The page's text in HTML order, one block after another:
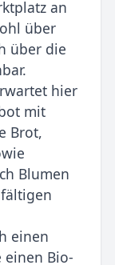
an
über
über die
hier
mit
Brot,
Blumen
einen
einen Bio-